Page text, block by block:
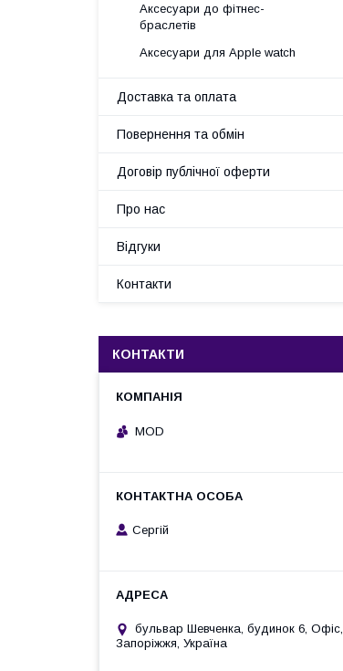
Аксесуари до фітнес-
браслетів
Аксесуари для Apple watch
Доставка та оплата
Повернення та обмін
Договір публічної оферти
Про нас
Відгуки
Контакти
КОНТАКТИ
MOD
Сергій
бульвар Шевченка, будинок 6, Офіс,
Запоріжжя, Україна